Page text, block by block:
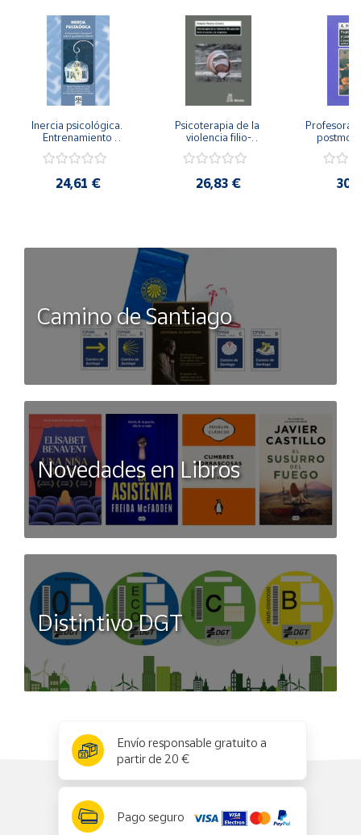
Inercia psicológica.
Entrenamiento
Igualdad de Género.
24,61 €
Psicoterapia de la
violencia filio-
secreto y la
26,83 €
Camino de Santiago
Novedades en Libros
Distintivo DGT
Envío responsable gratuito a
partir de 20 €
Pago seguro